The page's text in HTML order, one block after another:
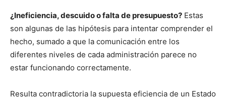
¿Ineficiencia, descuido o falta de presupuesto? Estas
son algunas de las hipótesis para intentar comprender el
hecho, sumado a que la comunicación entre los
diferentes niveles de cada administración parece no
estar funcionando correctamente.
Resulta contradictoria la supuesta eficiencia de un Estado